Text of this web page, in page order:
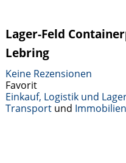
Lager-Feld
Lebring
Keine Rezensionen
Favorit
Einkauf, Logistik und
Transport und Immobilien